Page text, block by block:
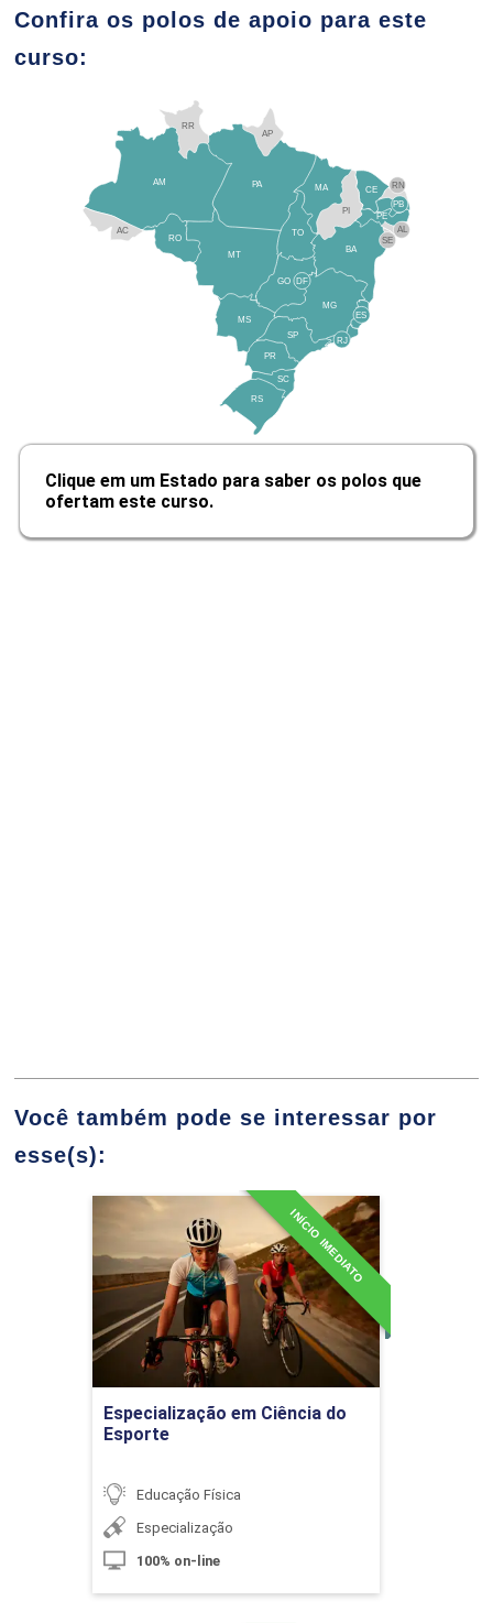
10h
A Evolução do Pensamento Filosófico
10h
Concepção da Educação Física e do
Iniciação Esportiva Precose
Pedagogia do Esporte
Pedagogia do Esporte Aplicada às
Práticas Inclusivas
10h
Confira os polos de apoio para este
curso:
TO
BA
SE
PE
AL
RN
CE
PI
MA
AP
PA
RR
AM
AC
RO
MT
MS
GO
PR
SC
RS
SP
MG
RJ
ES
DF
PB
Clique em um Estado para saber os polos que
ofertam este curso.
Você também pode se interessar por
esse(s):
Especialização em Ciência do
Esporte
INÍCIO IMEDIATO
Educação Física
Especialização
100% on-line
Especialização em Ciência
do Esporte
Detalhes do curso
Ir para Inscrição